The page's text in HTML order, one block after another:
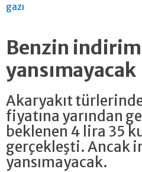
gazı
Benzin
yansımayacak
Akaryakıt
fiyatına yarından
beklenen 4 lira 35
gerçekleşti. Ancak
yansımayacak.